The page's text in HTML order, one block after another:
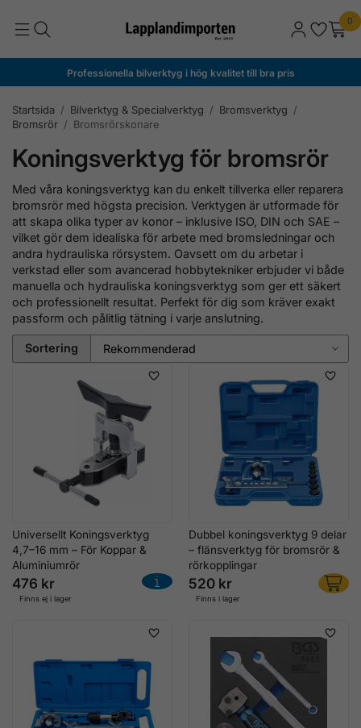
0
Professionella bilverktyg i hög kvalitet till bra pris
Startsida / Bilverktyg & Specialverktyg / Bromsverktyg /
Bromsrör / Bromsrörskonare
Koningsverktyg för bromsrör
Med våra koningsverktyg kan du enkelt tillverka eller reparera
bromsrör med högsta precision. Verktygen är utformade för
att skapa olika typer av konor – inklusive ISO, DIN och SAE –
vilket gör dem idealiska för arbete med bromsledningar och
andra hydrauliska rörsystem. Oavsett om du arbetar i
verkstad eller som avancerad hobbytekniker erbjuder vi både
manuella och hydrauliska koningsverktyg som ger ett säkert
och professionellt resultat. Perfekt för dig som kräver exakt
passform och pålitlig tätning i varje anslutning.
Sortering
Universellt Koningsverktyg
4,7–16 mm – För Koppar &
Aluminiumrör
476 kr
Finns ej i lager
Dubbel koningsverktyg 9 delar
– flänsverktyg för bromsrör &
rörkopplingar
520 kr
Finns i lager